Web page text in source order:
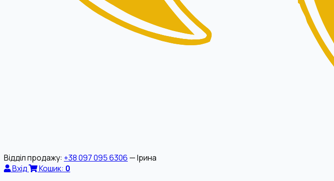
Відділ продажу: +38 097 095 6306 — Ірина
Вхід
Кошик: 0